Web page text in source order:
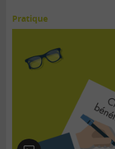
Pratique